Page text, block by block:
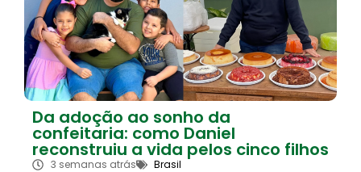
Da adoção ao sonho da
confeitaria: como Daniel
reconstruiu a vida pelos cinco filhos
3 semanas atrás Brasil